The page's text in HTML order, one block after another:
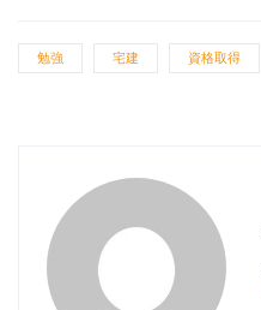
勉強 宅建 資格取得